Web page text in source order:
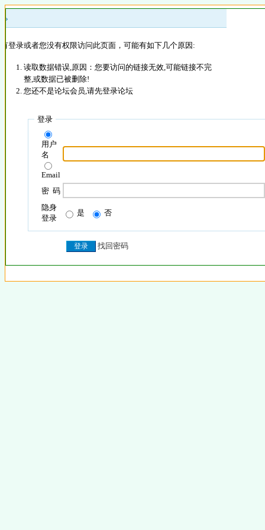
»
登录或者您没有权限访问此页面，可能有如下几个原因:
读取数据错误,原因：您要访问的链接无效,可能链接不完
整,或数据已被删除!
您还不是论坛会员,请先登录论坛
登录
用户
名
Email
密 码
隐身
登录
是 否
找回密码